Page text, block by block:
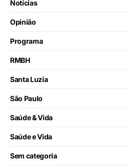
Notícias
Opinião
Programa
RMBH
Santa Luzia
São Paulo
Saúde & Vida
Saúde e Vida
Sem categoria